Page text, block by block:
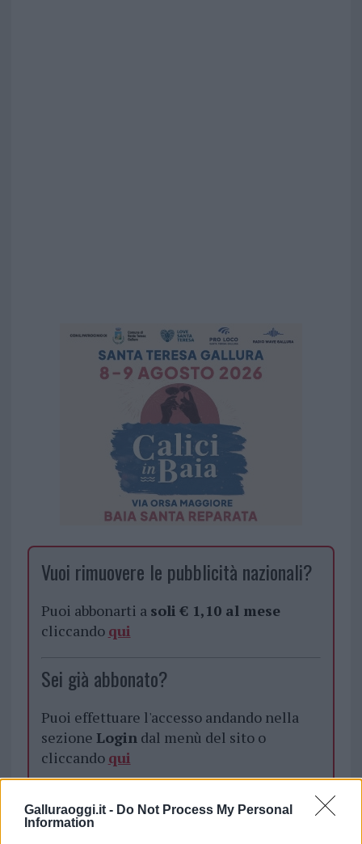
Galluraoggi.it - Do Not Process My Personal
Information
Vuoi rimuovere le pubblicità nazionali?
Puoi abbonarti a soli € 1,10 al mese
cliccando qui
Sei già abbonato?
Puoi effettuare l'accesso andando nella
sezione Logindal menù del sito o
cliccando qui
TEMI: Comune Di Olbia
Fausto Noce